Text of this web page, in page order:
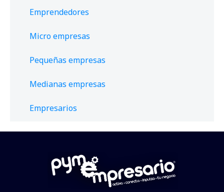
Emprendedores
Micro empresas
Pequeñas empresas
Medianas empresas
Empresarios